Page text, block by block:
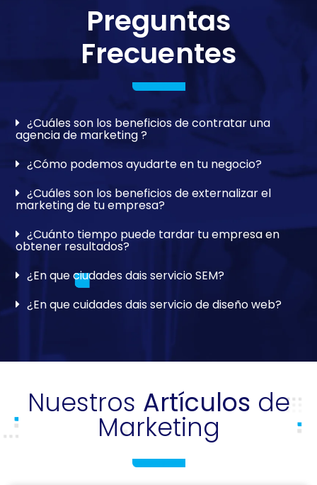
Preguntas
Frecuentes
¿Cuáles son los beneficios de contratar una
agencia de marketing ?
¿Cómo podemos ayudarte en tu negocio?
¿Cuáles son los beneficios de externalizar el
marketing de tu empresa?
¿Cuánto tiempo puede tardar tu empresa en
obtener resultados?
¿En que ciudades dais servicio SEM?
¿En que cuidades dais servicio de diseño web?
Nuestros Artículos de
Marketing